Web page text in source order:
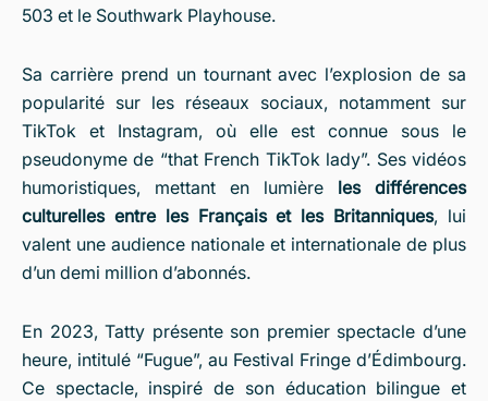
503 et le Southwark Playhouse.
Sa carrière prend un tournant avec l’explosion de sa
popularité sur les réseaux sociaux, notamment sur
TikTok et Instagram, où elle est connue sous le
pseudonyme de “that French TikTok lady”. Ses vidéos
humoristiques, mettant en lumière les différences
culturelles entre les Français et les Britanniques, lui
valent une audience nationale et internationale de plus
d’un demi million d’abonnés.
En 2023, Tatty présente son premier spectacle d’une
heure, intitulé “Fugue”, au Festival Fringe d’Édimbourg.
Ce spectacle, inspiré de son éducation bilingue et